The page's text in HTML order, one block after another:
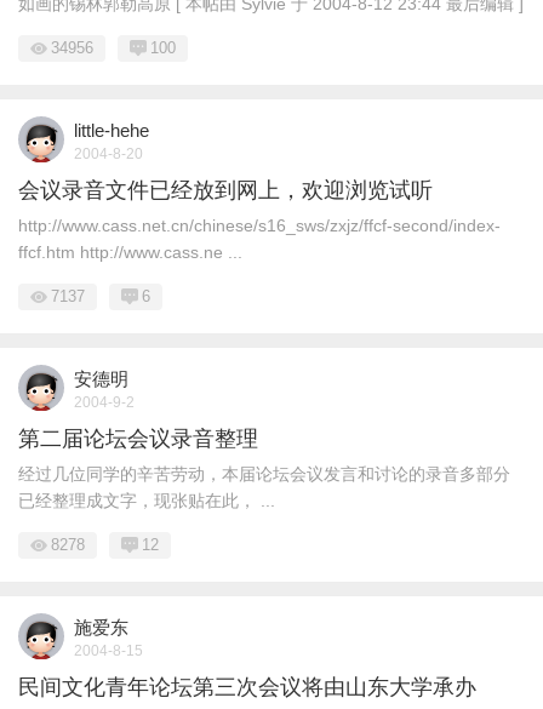
34956 100
little-hehe
2004-8-20
会议录音文件已经放到网上，欢迎浏览试听
http://www.cass.net.cn/chinese/s16_sws/zxjz/ffcf-second/index-
ffcf.htm http://www.cass.ne ...
7137 6
安德明
2004-9-2
第二届论坛会议录音整理
经过几位同学的辛苦劳动，本届论坛会议发言和讨论的录音多部分
已经整理成文字，现张贴在此， ...
8278 12
施爱东
2004-8-15
民间文化青年论坛第三次会议将由山东大学承办